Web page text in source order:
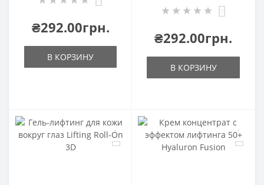
₴292.00грн.
В КОРЗИНУ
₴292.00грн.
В КОРЗИНУ